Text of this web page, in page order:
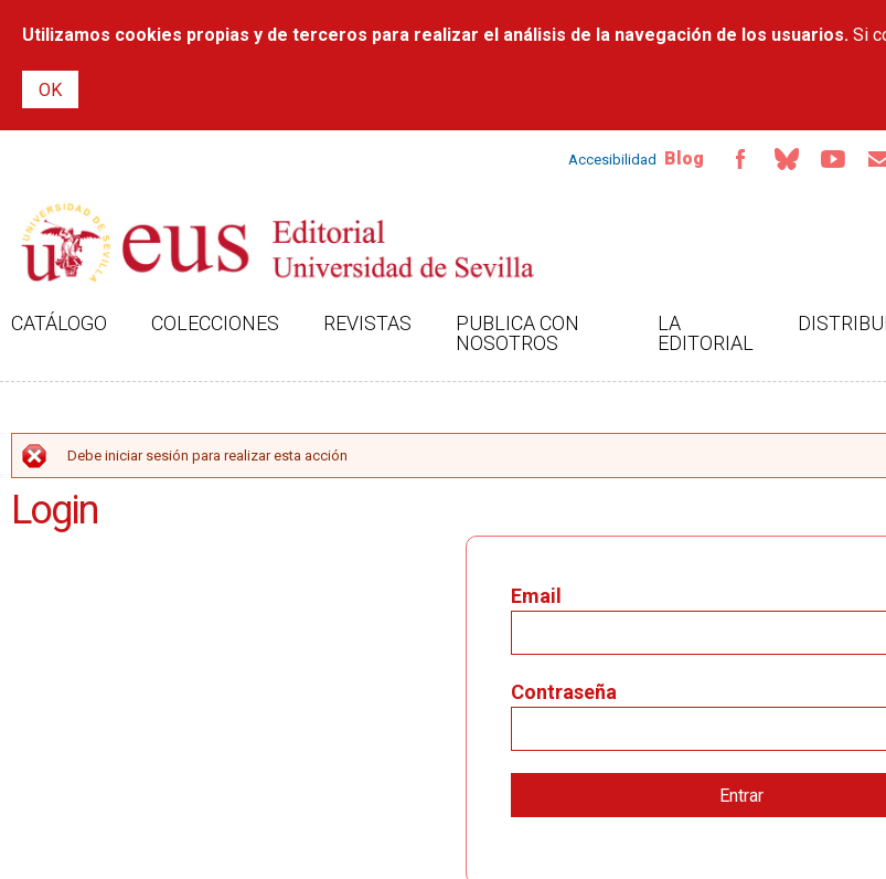
contenido
Utilizamos cookies propias y de terceros para realizar el análisis de la navegación de los usuarios. Si
Accesibilidad Blog
CATÁLOGO COLECCIONES REVISTAS
PUBLICA CON
NOSOTROS
LA
EDITORIAL
MENSAJE DE ERROR
Debe iniciar sesión para realizar esta acción
Login
Email
Contraseña